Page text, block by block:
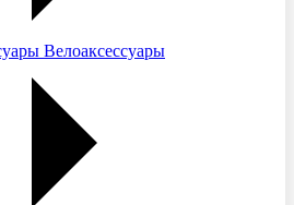
Велоаксессуары